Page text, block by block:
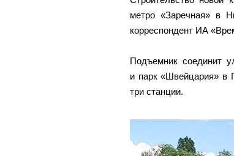
метро «Заречная» в
корреспондент ИА
Подъемник соединит
и парк «Швейцария» в
три станции.